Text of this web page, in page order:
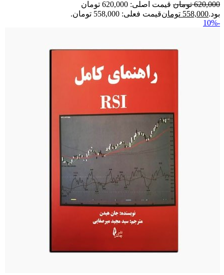
620,000 تومان
قیمت اصلی: 620,000 تومان
بود.558,000 تومانقیمت فعلی: 558,000 تومان.
-10%